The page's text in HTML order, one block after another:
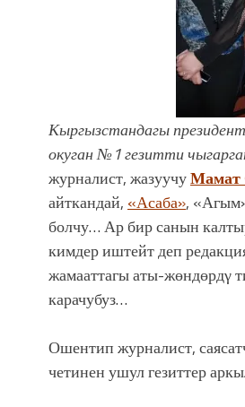
Кыргызстандагы
окуган №1 гезитти
журналист, жазуучуМамат
айткандай, «Асаба»,
болчу… Ар бир санын
кимдер иштейт деп
жамааттагы аты-жөндөрдγ
карачубуз…
Ошентип журналист,
четинен ушул гезиттер